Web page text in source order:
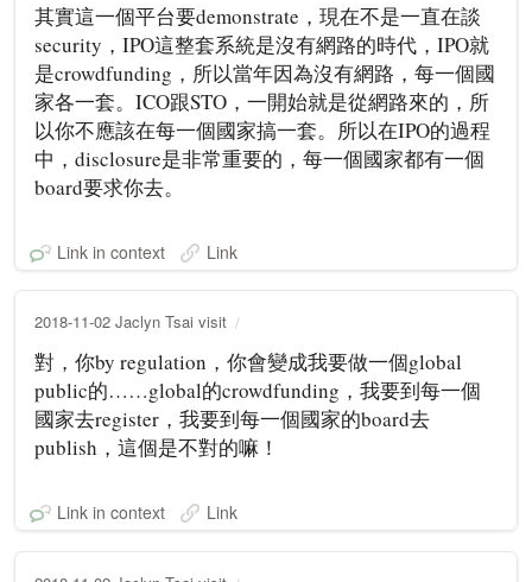
其實這一個平台要demonstrate，現在不是一直在談
security，IPO這整套系統是沒有網路的時代，IPO就
是crowdfunding，所以當年因為沒有網路，每一個國
家各一套。ICO跟STO，一開始就是從網路來的，所
以你不應該在每一個國家搞一套。所以在IPO的過程
中，disclosure是非常重要的，每一個國家都有一個
board要求你去。
Link in context Link
2018-11-02 Jaclyn Tsai visit
對，你by regulation，你會變成我要做一個global
public的……global的crowdfunding，我要到每一個
國家去register，我要到每一個國家的board去
publish，這個是不對的嘛！
Link in context Link